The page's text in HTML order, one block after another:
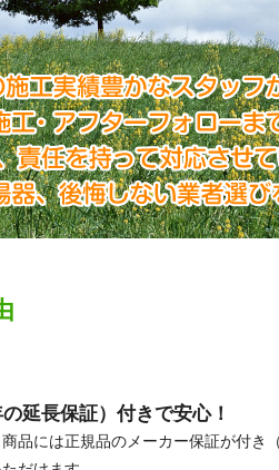
延長保証）付きで安心！
品には正規品のメーカー保証が付き